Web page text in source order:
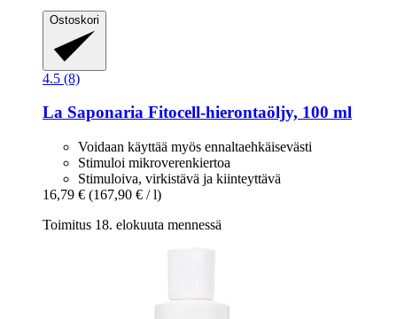
Ostoskori
4.5 (8)
La Saponaria Fitocell-​hierontaöljy, 100 ml
Voidaan käyttää myös ennaltaehkäisevästi
Stimuloi mikroverenkiertoa
Stimuloiva, virkistävä ja kiinteyttävä
16,79 € (167,90 € / l)
Toimitus 18. elokuuta mennessä